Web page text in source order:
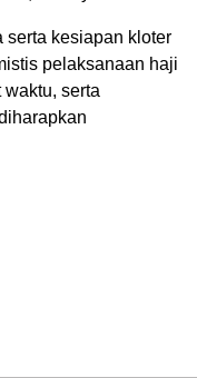
serta kesiapan kloter
pelaksanaan haji
serta